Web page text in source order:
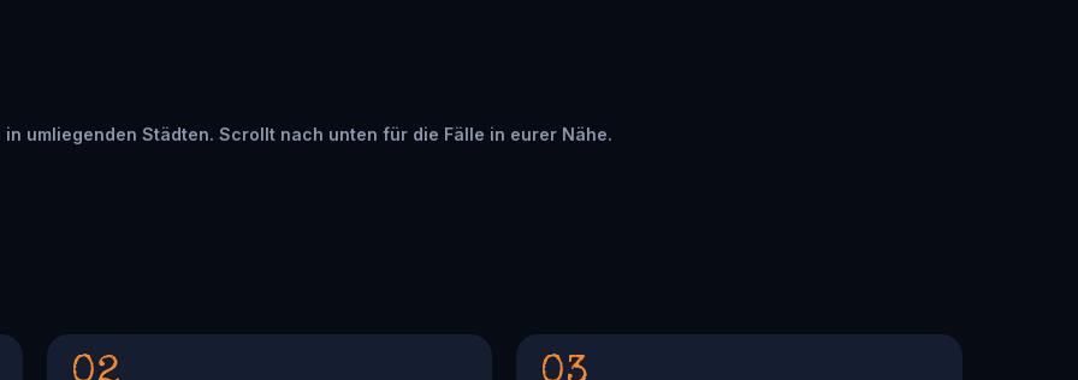
umliegenden Städten. Scrollt nach unten für die Fälle in eurer Nähe.